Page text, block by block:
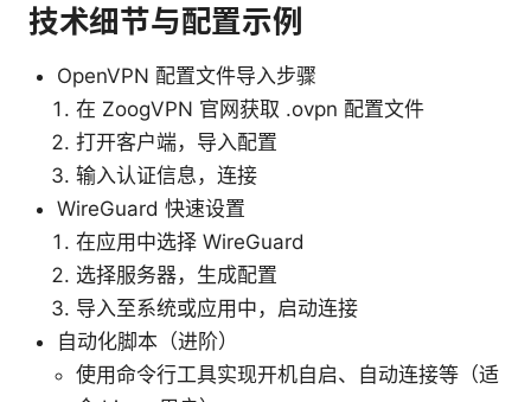
技术细节与配置示例
OpenVPN 配置文件导入步骤
在 ZoogVPN 官网获取 .ovpn 配置文件
打开客户端，导入配置
输入认证信息，连接
WireGuard 快速设置
在应用中选择 WireGuard
选择服务器，生成配置
导入至系统或应用中，启动连接
自动化脚本（进阶）
使用命令行工具实现开机自启、自动连接等（适